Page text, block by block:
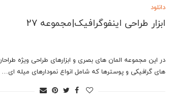
دانلود
ابزار طراحی اینفوگرافیک|مجموعه 27
در این مجموعه المان های بصری و ابزارهای طراحی ویژه
های گرافیکی و پوسترها که شامل انواع نمودارهای میله ای…